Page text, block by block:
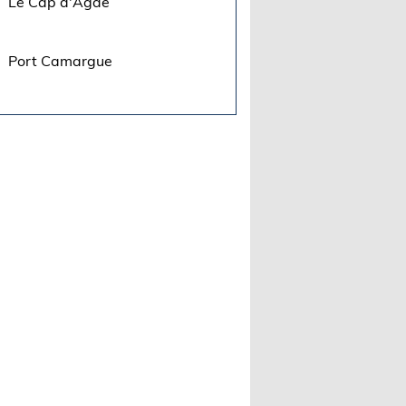
Port Camargue